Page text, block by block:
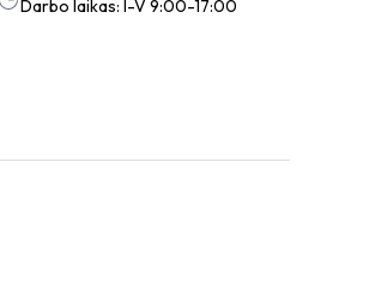
Darbo laikas: I-V 9:00-17:00